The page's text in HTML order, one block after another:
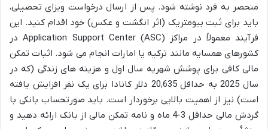
منحصر به فرد نوشته شود. پس از ارسال درخواست ویزای تحصیلی،
باید برای ثبت بیومتریک (اثر انگشت و عکس) خود اقدام کنید. این
فرآیند معمولاً در مراکز Application Support Center (ASC) در
کشورهای همسایه مانند ترکیه یا امارات انجام می شود. اثبات تمکن
مالی کافی برای پوشش شهریه سال اول و هزینه های زندگی (که در
سال 2025 به حداقل 20,635 دلار کانادا برای یک نفر افزایش یافته
است) نیز از اهمیت بالایی برخوردار است. باید صورتحساب بانکی با
گردش مالی حداقل 3-4 ماه و نامه تمکن مالی از بانک ارائه دهید و